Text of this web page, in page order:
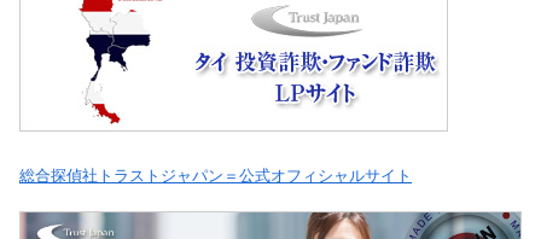
総合探偵社トラストジャパン＝公式オフィシャルサイト